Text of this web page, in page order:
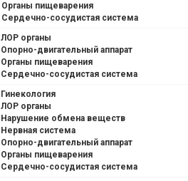
Органы пищеварения
Сердечно-сосудистая система
ЛОР органы
Опорно-двигательный аппарат
Органы пищеварения
Сердечно-сосудистая система
Гинекология
ЛОР органы
Нарушение обмена веществ
Нервная система
Опорно-двигательный аппарат
Органы пищеварения
Сердечно-сосудистая система